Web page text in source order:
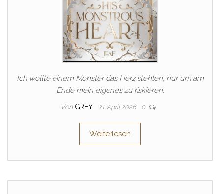
Ich wollte einem Monster das Herz stehlen, nur um am
Ende mein eigenes zu riskieren.
Von GREY 21. April 2026 0
Weiterlesen